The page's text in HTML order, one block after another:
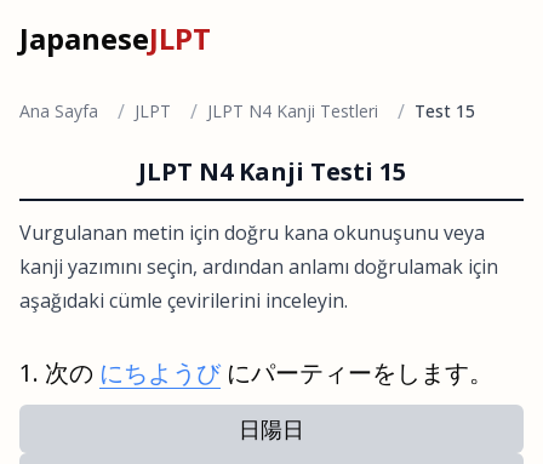
JapaneseJLPT
Ana Sayfa / JLPT / JLPT N4 Kanji Testleri / Test 15
JLPT N4 Kanji Testi 15
Vurgulanan metin için doğru kana okunuşunu veya
kanji yazımını seçin, ardından anlamı doğrulamak için
aşağıdaki cümle çevirilerini inceleyin.
次の にちようび にパーティーをします。
日陽日